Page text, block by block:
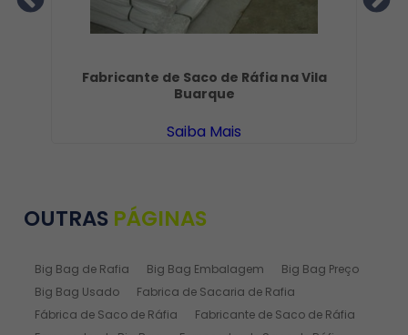
Fabricante de Saco de Ráfia na Vila
Buarque
Saiba Mais
OUTRAS PÁGINAS
Big Bag de Rafia Big Bag Embalagem
Big Bag Preço
Big Bag Usado
Fabrica de Sacaria de Rafia
Fábrica de Saco de Ráfia
Fabricante de Saco de Ráfia